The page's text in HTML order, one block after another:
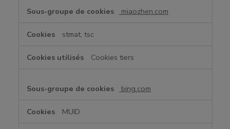
miaozhen.com
stmat, tsc
Cookies tiers
bing.com
MUID